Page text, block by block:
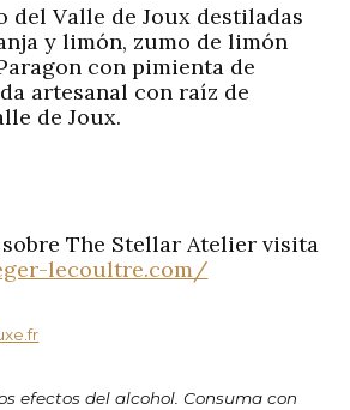
del Valle de Joux destiladas
y limón, zumo de limón
con pimienta de
artesanal con raíz de
de Joux.
sobre The Stellar Atelier visita
lecoultre.com/
efectos del alcohol. Consuma con